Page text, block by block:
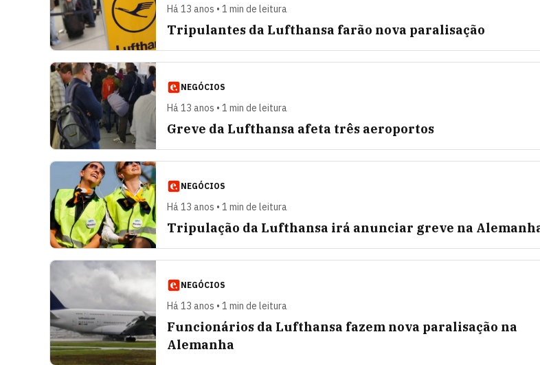
Há 13 anos • 1 min de leitura
Tripulantes da Lufthansa farão nova paralisação
NEGÓCIOS
Há 13 anos • 1 min de leitura
Greve da Lufthansa afeta três aeroportos
NEGÓCIOS
Há 13 anos • 1 min de leitura
Tripulação da Lufthansa irá anunciar greve na
NEGÓCIOS
Há 13 anos • 1 min de leitura
Funcionários da Lufthansa fazem nova paralisação na
Alemanha